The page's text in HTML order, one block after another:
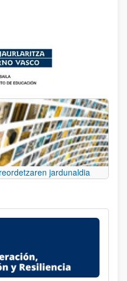
jardunaldia